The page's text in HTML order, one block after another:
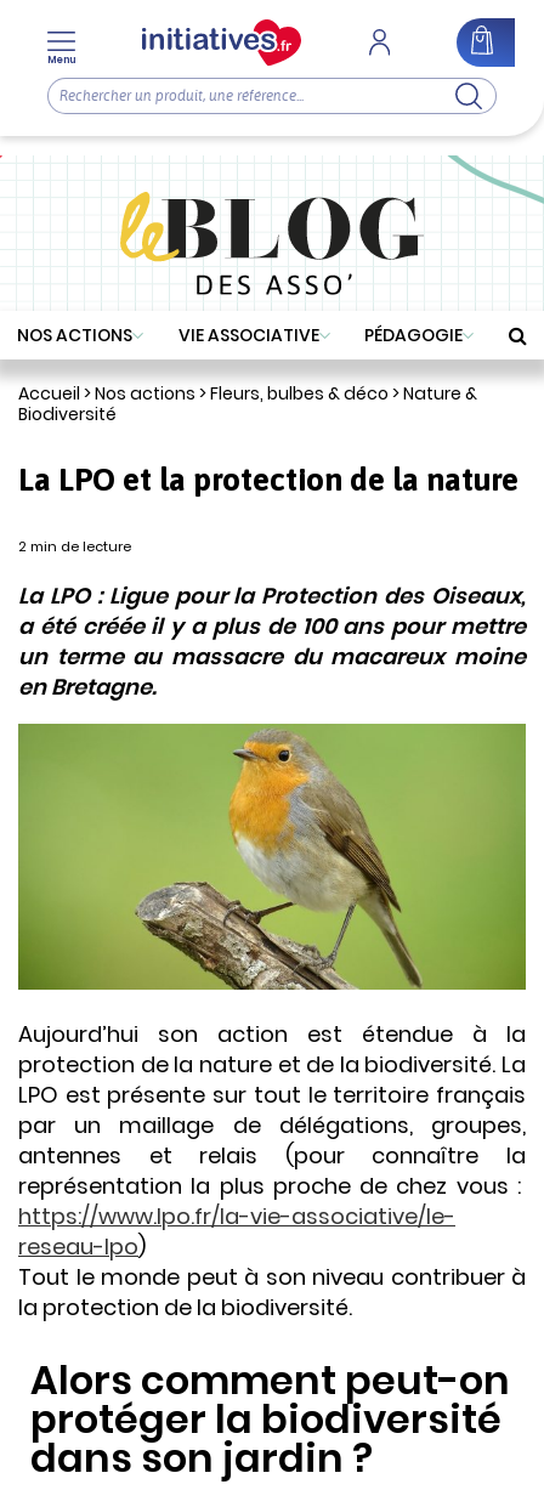
NOS ACTIONS VIE ASSOCIATIVE PÉDAGOGIE
Accueil >Nos actions >Fleurs, bulbes & déco >Nature &
Biodiversité
La LPO et la protection de la nature
2 min de lecture
La LPO : Ligue pour la Protection des Oiseaux,
a été créée il y a plus de 100 ans pour mettre
un terme au massacre du macareux moine
en Bretagne.
Aujourd’hui son action est étendue à la
protection de la nature et de la biodiversité. La
LPO est présente sur tout le territoire français
par un maillage de délégations, groupes,
antennes et relais (pour connaître la
représentation la plus proche de chez vous :
https://www.lpo.fr/la-vie-associative/le-
reseau-lpo)
Tout le monde peut à son niveau contribuer à
la protection de la biodiversité.
Alors comment peut-on
protéger la biodiversité
dans son jardin ?
Menu